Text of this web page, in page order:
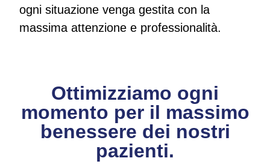
ogni situazione venga gestita con la
massima attenzione e professionalità.
Ottimizziamo ogni
momento per il massimo
benessere dei nostri
pazienti.